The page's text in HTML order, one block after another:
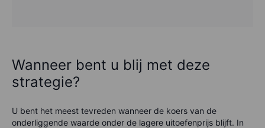
Wanneer bent u blij met deze
strategie?
U bent het meest tevreden wanneer de koers van de
onderliggende waarde onder de lagere uitoefenprijs blijft. In